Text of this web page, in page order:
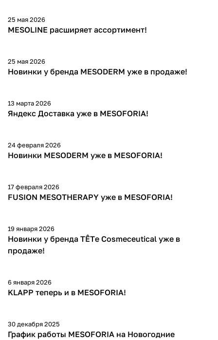
25 мая 2026
MESOLINE расширяет ассортимент!
25 мая 2026
Новинки у бренда MESODERM уже в продаже!
13 марта 2026
Яндекс Доставка уже в MESOFORIA!
24 февраля 2026
Новинки MESODERM уже в MESOFORIA!
17 февраля 2026
FUSION MESOTHERAPY уже в MESOFORIA!
19 января 2026
Новинки у бренда TÊTе Cosmeceutical уже в
продаже!
6 января 2026
KLAPP теперь и в MESOFORIA!
30 декабря 2025
График работы MESOFORIA на Новогодние